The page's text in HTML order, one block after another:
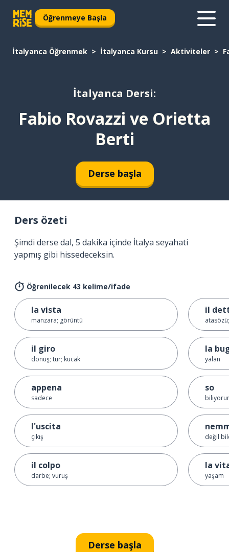
Öğrenmeye Başla
İtalyanca Öğrenmek İtalyanca Kursu Aktiviteler
İtalyanca Dersi:
Fabio Rovazzi ve Orietta
Berti
Derse başla
Ders özeti
Şimdi derse dal, 5 dakika içinde İtalya seyahati
yapmış gibi hissedeceksin.
Öğrenilecek 43 kelime/ifade
la vista
manzara; görüntü
il giro
dönüş; tur; kucak
appena
sadece
l'uscita
çıkış
il colpo
darbe; vuruş
il
la
yalan
so
değil
la
yaşam
Derse başla